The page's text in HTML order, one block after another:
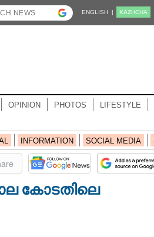
ENGLISH | KĀZHCHA
OPINION PHOTOS LIFESTYLE
INFORMATION SOCIAL MEDIA
കോടതിലെ